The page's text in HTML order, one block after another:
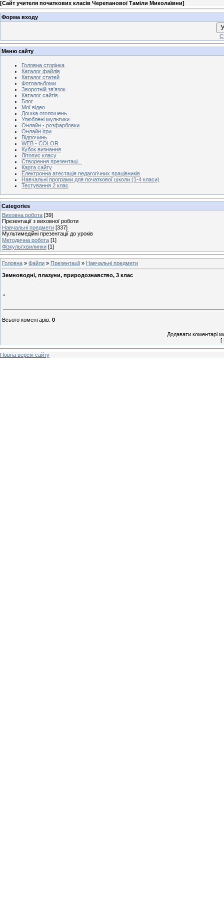
[Сайт учителя початкових класів Черепанової Таміли Миколаївни]
Форма входу
Меню сайту
Головна сторінка
Каталог файлів
Каталог статей
Фотоальбоми
Зворотній зв'язок
Каталог сайтів
Блог
Мої відео
Дошка оголошень
Улюблені мультики
Онлайн - розфарбовки
Онлайн ігри
Відпочинь
WEB - COLOR
Кубок визнання
Літопис класу
Створення презентаці...
Карта сайту
Електронна атестація педагогічних працівників
Навчальні програми для початкової школи (1-4 класи)
Тестування 2 клас
Categories
Виховна робота [39]
Презентації з виховної роботи
Навчальні предмети [337]
Мультимедійні презентації до уроків
Методична робота [1]
Фізкультхвилинки [1]
Головна » Файли » Презентації » Навчальні предмети
Земноводні, плазуни, природознавство, 3 клас
*
Всього коментарів: 0
Додавати коментарі
[
Повна версія сайту